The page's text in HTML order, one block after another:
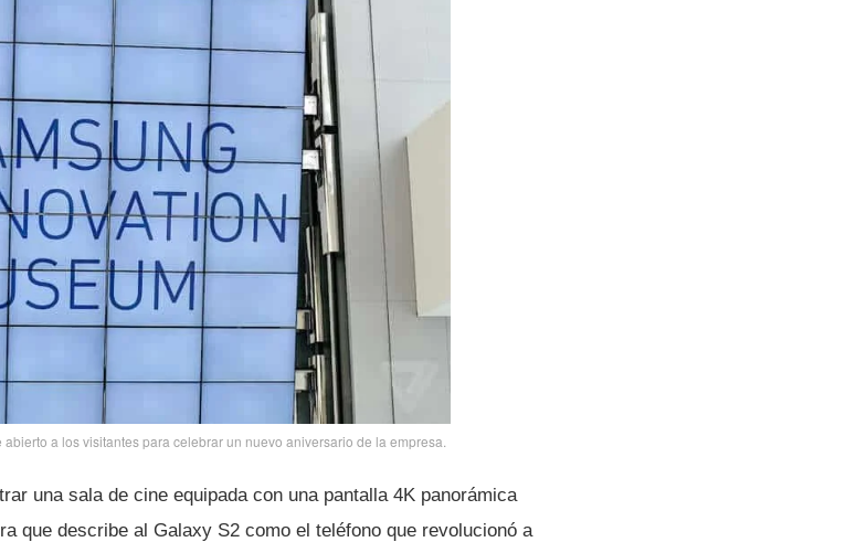
a los visitantes para celebrar un nuevo aniversario de la empresa.
una sala de cine equipada con una pantalla 4K panorámica
que describe al Galaxy S2 como el teléfono que revolucionó a